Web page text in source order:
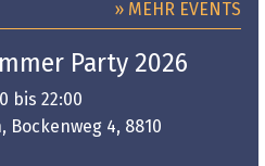
» MEHR EVENTS
Party 2026
bis 22:00
Bockenweg 4, 8810